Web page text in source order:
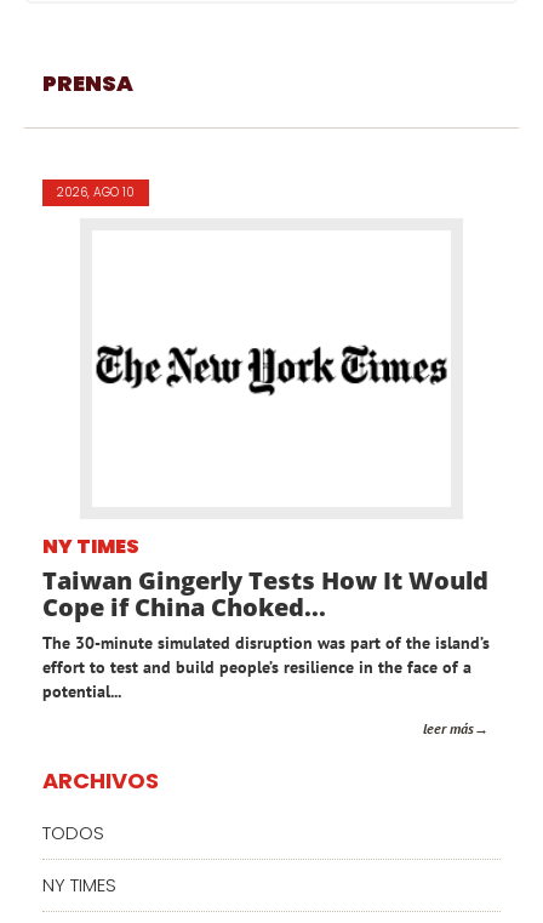
PRENSA
2026, AGO 10
NY TIMES
Taiwan Gingerly Tests How It Would
Cope if China Choked...
The 30-minute simulated disruption was part of the island’s
effort to test and build people’s resilience in the face of a
potential...
leer más
ARCHIVOS
TODOS
NY TIMES